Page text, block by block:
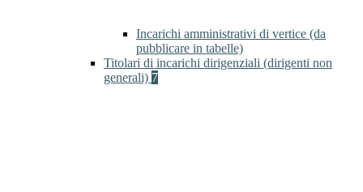
Incarichi amministrativi di vertice (da
pubblicare in tabelle)
Titolari di incarichi dirigenziali (dirigenti non
generali) 7